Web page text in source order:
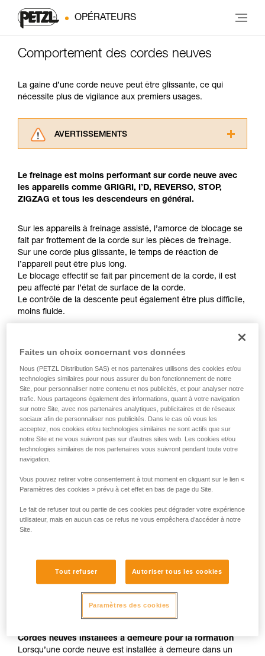
OPÉRATEURS
Comportement des cordes neuves
La gaine d’une corde neuve peut être glissante, ce qui
nécessite plus de vigilance aux premiers usages.
AVERTISSEMENTS
consulter. Vous devez avoir compris les
informations de la notice technique pour
pouvoir comprendre ce complément
Maîtriser ces techniques nécessite une
formation et un entraînement spécifique. Validez
avec un professionnel votre capacité à refaire
la manipulation, seul, en toute sécurité, avant
de la reproduire en autonomie.
Nous donnons des exemples de techniques
liées à votre activité. Il peut en exister d’autres
que nous ne décrivons pas ici.
Le freinage est moins performant sur corde neuve avec
les appareils comme GRIGRI, I’D, REVERSO, STOP,
ZIGZAG et tous les descendeurs en général.
Sur les appareils à freinage assisté, l’amorce de blocage se
fait par frottement de la corde sur les pièces de freinage.
Sur une corde plus glissante, le temps de réaction de
l’appareil peut être plus long.
Le blocage effectif se fait par pincement de la corde, il est
peu affecté par l’état de surface de la corde.
Le contrôle de la descente peut également être plus difficile,
moins fluide.
REVERSO, PIRANA ou SIMPLE, il faudra serrer d’autant plus
la corde avec la main et moins compter sur l’aide de
l’appareil pour ralentir la descente ou arrêter la chute. Un
mauvais choix de diamètre de corde, une mauvaise
installation dans l’appareil ou tout simplement le manque de
vigilance pourront devenir critiques plus rapidement sur
corde neuve.
Remarque :
Les performances de blocage des appareils à gâchette "
ou usée.
Corde neuve utilisée avec vos appareils habituels
Lorsque vous avez l’habitude du fonctionnement d’un couple
corde + appareil de freinage, le changement de corde peut
être déroutant, surtout si votre appareil est déjà un peu usé.
Cordes neuves installées à demeure pour la formation
Lorsqu’une corde neuve est installée à demeure dans un
Faites un choix concernant vos données
Nous (PETZL Distribution SAS) et nos partenaires utilisons des cookies et/ou
technologies similaires pour nous assurer du bon fonctionnement de notre
Site, pour personnaliser notre contenu et nos publicités, et pour analyser notre
trafic. Nous partageons également des informations, quant à votre navigation
sur notre Site, avec nos partenaires analytiques, publicitaires et de réseaux
sociaux afin de personnaliser nos publicités. Dans le cas où vous les
acceptez, nos cookies et/ou technologies similaires ne sont actifs que sur
notre Site et ne vous suivront pas sur d’autres sites web. Les cookies et/ou
technologies similaires de nos partenaires vous suivront pendant toute votre
navigation.
Vous pouvez retirer votre consentement à tout moment en cliquant sur le lien «
Paramètres des cookies » prévu à cet effet en bas de page du Site.
Le fait de refuser tout ou partie de ces cookies peut dégrader votre expérience
utilisateur, mais en aucun cas ce refus ne vous empêchera d’accéder à notre
Site.
Tout refuser Autoriser tous les cookies
Paramètres des cookies